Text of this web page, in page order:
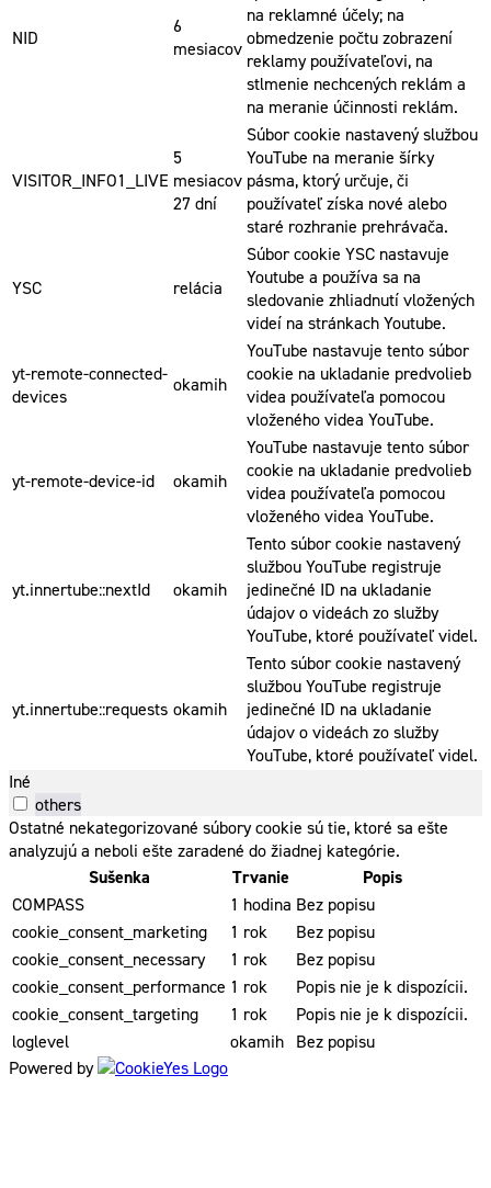
NID
6
mesiacov
na reklamné účely; na
obmedzenie počtu zobrazení
reklamy používateľovi, na
stlmenie nechcených reklám a
na meranie účinnosti reklám.
VISITOR_INFO1_LIVE
5
mesiacov
27 dní
Súbor cookie nastavený službou
YouTube na meranie šírky
pásma, ktorý určuje, či
používateľ získa nové alebo
staré rozhranie prehrávača.
YSC relácia
Súbor cookie YSC nastavuje
Youtube a používa sa na
sledovanie zhliadnutí vložených
videí na stránkach Youtube.
yt-remote-connected-
devices
okamih
YouTube nastavuje tento súbor
cookie na ukladanie predvolieb
videa používateľa pomocou
vloženého videa YouTube.
yt-remote-device-id okamih
YouTube nastavuje tento súbor
cookie na ukladanie predvolieb
videa používateľa pomocou
vloženého videa YouTube.
yt.innertube::nextId okamih
Tento súbor cookie nastavený
službou YouTube registruje
jedinečné ID na ukladanie
údajov o videách zo služby
YouTube, ktoré používateľ videl.
yt.innertube::requests okamih
Tento súbor cookie nastavený
službou YouTube registruje
jedinečné ID na ukladanie
údajov o videách zo služby
YouTube, ktoré používateľ videl.
Iné
others
Ostatné nekategorizované súbory cookie sú tie, ktoré sa ešte
analyzujú a neboli ešte zaradené do žiadnej kategórie.
Sušenka
Trvanie
Popis
COMPASS
1 hodina Bez popisu
cookie_consent_marketing
1 rok
Bez popisu
cookie_consent_necessary
1 rok
Bez popisu
cookie_consent_performance 1 rok
Popis nie je k dispozícii.
cookie_consent_targeting
1 rok
Popis nie je k dispozícii.
loglevel
okamih Bez popisu
Powered by